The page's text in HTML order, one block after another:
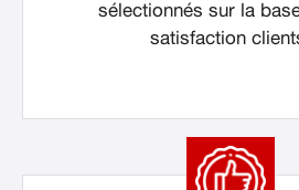
sélectionnés sur la
satisfaction